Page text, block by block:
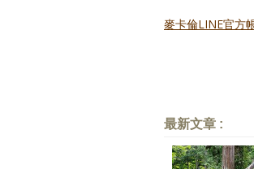
麥卡倫LINE官方
最新文章 :